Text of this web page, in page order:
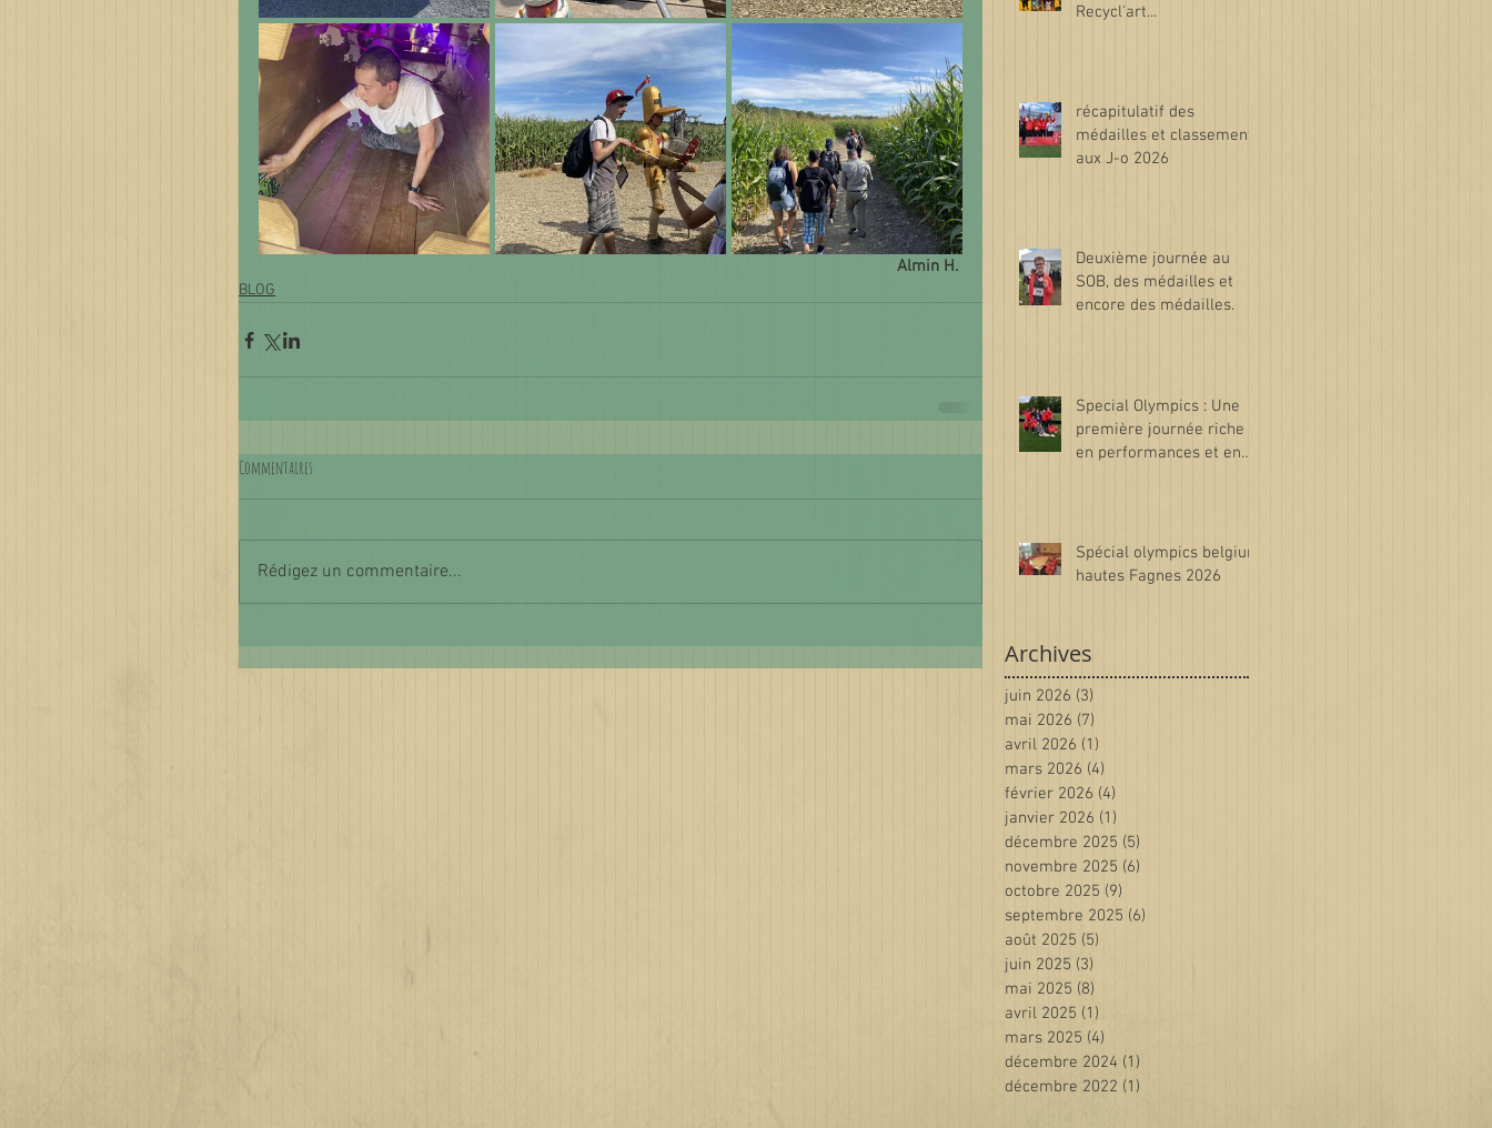
Almin H.
BLOG
Commentaires
Rédigez un commentaire...
Recycl'art...
récapitulatif des
médailles et classements
aux J-o 2026
Deuxième journée au
SOB, des médailles et
encore des médailles.
Special Olympics : Une
première journée riche
en performances et en
Spécial olympics belgium
hautes Fagnes 2026
Archives
juin 2026 (3)
mai 2026 (7)
avril 2026 (1)
mars 2026 (4)
février 2026 (4)
janvier 2026 (1)
décembre 2025 (5)
novembre 2025 (6)
octobre 2025 (9)
septembre 2025 (6)
août 2025 (5)
juin 2025 (3)
mai 2025 (8)
avril 2025 (1)
mars 2025 (4)
décembre 2024 (1)
décembre 2022 (1)